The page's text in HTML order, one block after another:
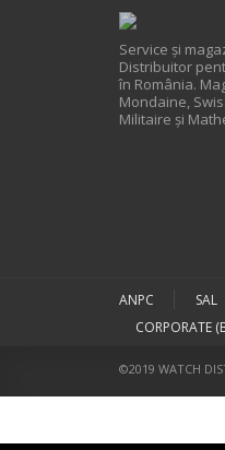
Service și
Distribuitor
în România.
Mondaine,
Militaire și
ANPC SAL
CORPORATE
©2019 WATCH